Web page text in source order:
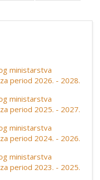
ministarstva
period 2026. - 2028.
ministarstva
period 2025. - 2027.
ministarstva
period 2024. - 2026.
ministarstva
period 2023. - 2025.